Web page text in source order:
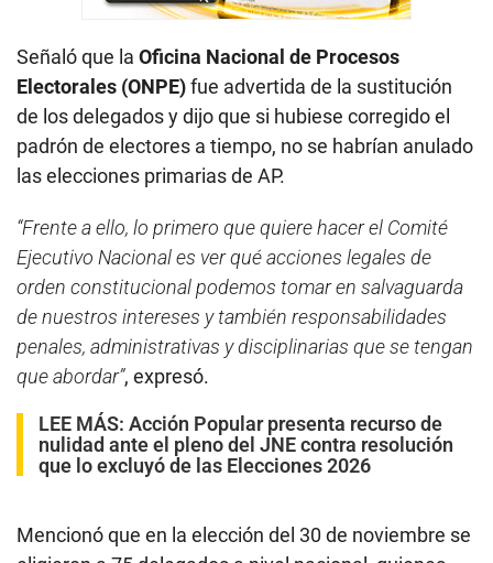
Señaló que la Oficina Nacional de Procesos
Electorales (ONPE)fue advertida de la sustitución
de los delegados y dijo que si hubiese corregido el
padrón de electores a tiempo, no se habrían anulado
las elecciones primarias de AP.
“Frente a ello, lo primero que quiere hacer el Comité
Ejecutivo Nacional es ver qué acciones legales de
orden constitucional podemos tomar en salvaguarda
de nuestros intereses y también responsabilidades
penales, administrativas y disciplinarias que se tengan
que abordar”, expresó.
LEE MÁS: Acción Popular presenta recurso de
nulidad ante el pleno del JNE contra resolución
que lo excluyó de las Elecciones 2026
Mencionó que en la elección del 30 de noviembre se